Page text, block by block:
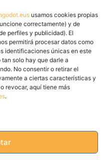
usamos cookies propias
correctamente) y de
perfiles y publicidad). El
permitirá procesar datos como
identificaciones únicas en este
solo hay que darle a
No consentir o retirar el
a ciertas características y
revocar, aquí tiene más
.